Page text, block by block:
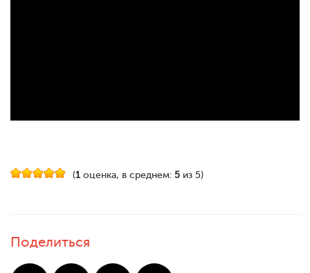
(1 оценка, в среднем: 5 из 5)
Поделиться